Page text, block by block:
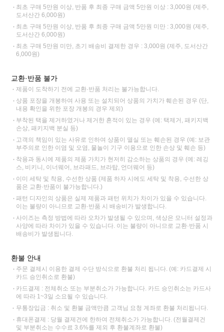
최초 구매 5만원 이상, 반품 후 최종 구매 금액 5만원 이상 : 3,000원 (제주,
도서산간 6,000원)
최초 구매 5만원 이상, 반품 후 최종 구매 금액 5만원 미만 : 3,000원 (제주,
도서산간 6,000원)
최초 구매 5만원 미만, 초기 배송비 결제한 경우 : 3,000원 (제주, 도서산간
6,000원)
교환·반품 불가
제품이 도착하기 전에 교환·반품 처리는 불가능합니다.
상품 포장을 개봉하여 사용 또는 설치되어 상품의 가치가 훼손된 경우 (단,
내용 확인을 위한 포장 개봉의 경우 제외)
부착된 택을 제거하였거나 제거한 흔적이 있는 경우 (예: 택제거, 패키지백
손상, 패키지백 분실 등)
고객의 책임이 있는 사유로 인하여 상품이 멸실 또는 훼손된 경우 (예: 보관
부주의로 인한 이염 및 오염, 물놀이 기구 이용으로 인한 손상 및 훼손 등)
착용과 동시에 제품의 제품 가치가 현저히 감소하는 상품의 경우 (예: 레깅
스, 비키니, 이너웨어, 브라패드, 브라탑, 언더웨어 등)
이미 세탁 및 착용, 수선한 상품 (제품 하자 시에도 세탁 및 착용, 수선한 상
품은 교환·반품이 불가능합니다.)
패턴 디자인의 상품은 실제 제품과 패턴 위치가 차이가 있을 수 있습니다.
이는 불량이 아니므로 교환·반품 시 배송비가 발생합니다.
사이즈는 측정 방법에 따라 오차가 발생될 수 있으며, 색상은 모니터 설정과
사양에 따라 차이가 있을 수 있습니다. 이는 불량이 아니므로 교환·반품 시
배송비가 발생됩니다.
환불 안내
주문 결제시 이용한 결제 수단 방식으로 환불 처리 됩니다. (예: 카드결제 시
카드 승인취소로 환불)
카드결제 : 전체취소 또는 부분취소가 가능합니다. 카드 승인취소는 카드사
에 따라 1~3일 소요될 수 있습니다.
무통장입금 : 취소 및 환불 금액만큼 고객님 요청 계좌로 환불 처리됩니다.
휴대폰결제 : 당월 결제건에 한하여 전체취소가 가능합니다. (전월결제건
및 부분취소는 수수료 3.6%를 제외 후 환불계좌로 환불)